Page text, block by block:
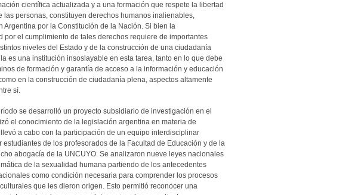
científica actualizada y a una formación que respete la libertad
las personas, constituyen derechos humanos inalienables,
Argentina por la Constitución de la Nación. Si bien la
por el cumplimiento de tales derechos requiere de importantes
niveles del Estado y de la construcción de una ciudadanía
es una institución insoslayable en esta tarea, tanto en lo que debe
de formación y garantía de acceso a la información y educación
en la construcción de ciudadanía plena, aspectos altamente
sí.
se desarrolló un proyecto subsidiario de investigación en el
el conocimiento de la legislación argentina en materia de
a cabo con la participación de un equipo interdisciplinar
estudiantes de los profesorados de la Facultad de Educación y de la
abogacía de la UNCUYO. Se analizaron nueve leyes nacionales
de la sexualidad humana partiendo de los antecedentes
como condición necesaria para comprender los procesos
que les dieron origen. Esto permitió reconocer una